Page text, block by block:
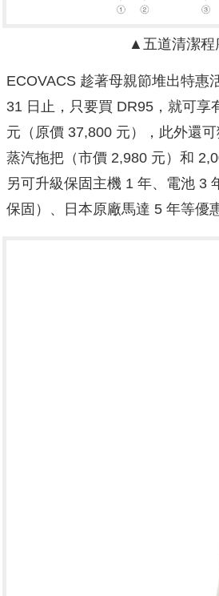
▲五道清潔程
ECOVACS 趁著母親節堆出特惠
31 日止，只要買 DR95，就可享
元（原價 37,800 元），此外還
蒸汽拖把（市價 2,980 元）和
另可升級保固主機 1 年、電池 3
保固）、日本原廠馬達 5 年等優